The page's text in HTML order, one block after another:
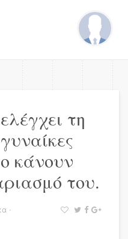
τη
κάνουν
του.
·